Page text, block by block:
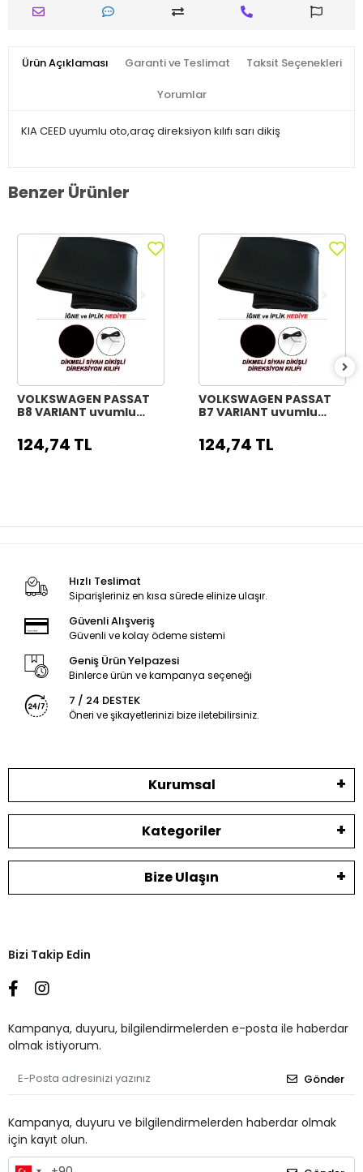
Ürün Açıklaması Garanti ve Teslimat Taksit Seçenekleri
Yorumlar
KIA CEED uyumlu oto,araç direksiyon kılıfı sarı dikiş
Benzer Ürünler
VOLKSWAGEN PASSAT
B8 VARIANT uyumlu
direksiyon kılıfı siyah
dikiş
124,74 TL
VOLKSWAGEN PASSAT
B7 VARIANT uyumlu
direksiyon kılıfı siyah
dikiş
124,74 TL
Hızlı Teslimat
Siparişleriniz en kısa sürede elinize ulaşır.
Güvenli Alışveriş
Güvenli ve kolay ödeme sistemi
Geniş Ürün Yelpazesi
Binlerce ürün ve kampanya seçeneği
7 / 24 DESTEK
Öneri ve şikayetlerinizi bize iletebilirsiniz.
Kurumsal
Kategoriler
Bize Ulaşın
Bizi Takip Edin
Kampanya, duyuru, bilgilendirmelerden e-posta ile haberdar
olmak istiyorum.
Gönder
Kampanya, duyuru ve bilgilendirmelerden haberdar olmak
için kayıt olun.